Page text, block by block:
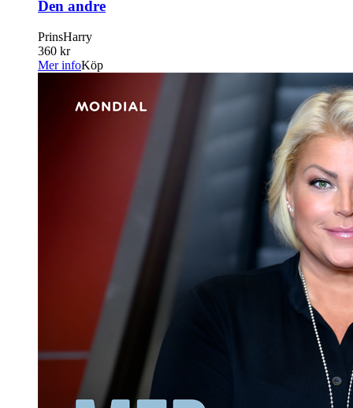
Den andre
PrinsHarry
360 kr
Mer infoKöp